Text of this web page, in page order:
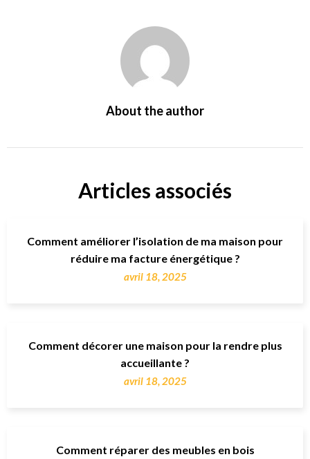
About the author
Articles associés
Comment améliorer l’isolation de ma maison pour
réduire ma facture énergétique ?
avril 18, 2025
Comment décorer une maison pour la rendre plus
accueillante ?
avril 18, 2025
Comment réparer des meubles en bois